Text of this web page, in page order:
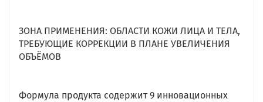
ЗОНА ПРИМЕНЕНИЯ: ОБЛАСТИ КОЖИ ЛИЦА И ТЕЛА,
ТРЕБУЮЩИЕ КОРРЕКЦИИ В ПЛАНЕ УВЕЛИЧЕНИЯ
ОБЪЁМОВ
Формула продукта содержит 9 инновационных